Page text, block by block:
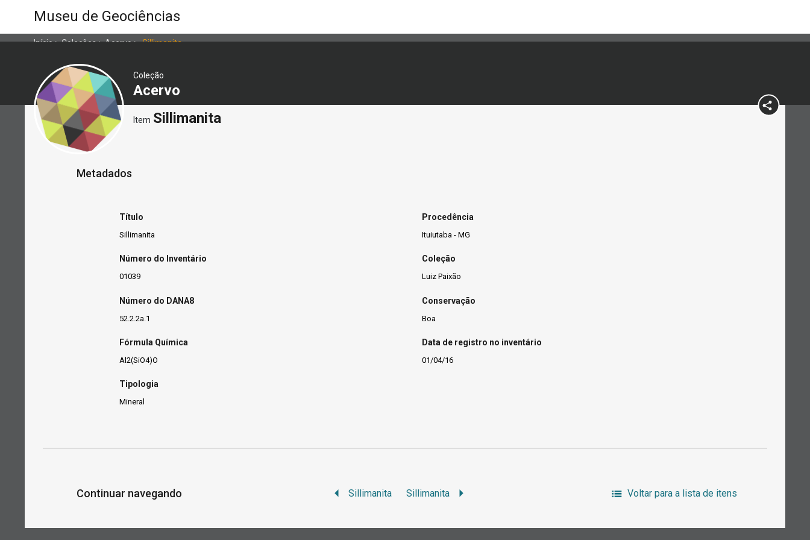
Museu de Geociências
Início>Coleções>Acervo>Sillimanita
Coleção
Acervo
Item Sillimanita
Metadados
Título
Sillimanita
Número do Inventário
01039
Número do DANA8
52.2.2a.1
Fórmula Química
Al2(SiO4)O
Tipologia
Mineral
Procedência
Ituiutaba - MG
Coleção
Luiz Paixão
Conservação
Boa
Data de registro no inventário
01/04/16
Continuar navegando Sillimanita Sillimanita Voltar para a lista de itens